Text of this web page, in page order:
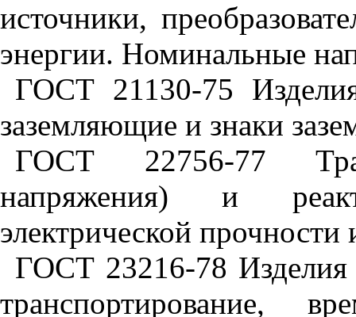
источники,
энергии. Номинальные
ГОСТ 21130-75
заземляющие и знаки
ГОСТ 22756-77
напряжения) и
электрической прочности
ГОСТ 23216-78 Изделия
транспортирование,